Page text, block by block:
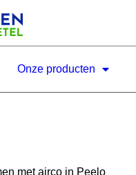
Onze producten
met airco in Peelo